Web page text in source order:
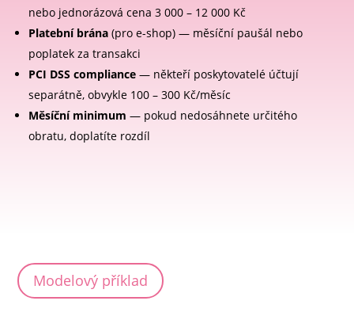
nebo jednorázová cena 3 000 – 12 000 Kč
Platební brána (pro e-shop) — měsíční paušál nebo
poplatek za transakci
PCI DSS compliance — někteří poskytovatelé účtují
separátně, obvykle 100 – 300 Kč/měsíc
Měsíční minimum — pokud nedosáhnete určitého
obratu, doplatíte rozdíl
Modelový příklad